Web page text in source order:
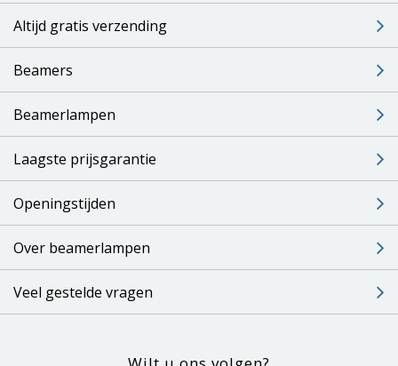
Altijd gratis verzending
Beamers
Beamerlampen
Laagste prijsgarantie
Openingstijden
Over beamerlampen
Veel gestelde vragen